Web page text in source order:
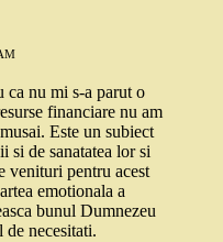
ca nu mi s-a parut o
financiare nu am
Este un subiect
si de sanatatea lor si
venituri pentru acest
emotionala a
bunul Dumnezeu
de necesitati.